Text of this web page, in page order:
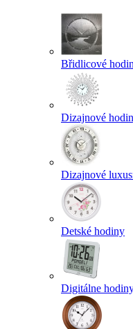
Břidlicové
Dizajnové
Dizajnové
Detské hodiny
Digitálne